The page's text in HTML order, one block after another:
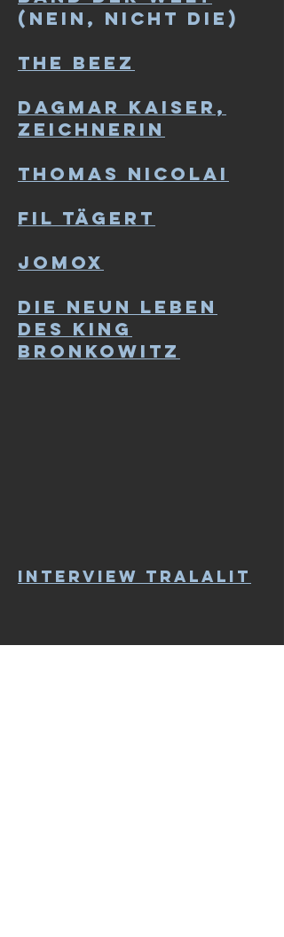
(nein, nicht die)
THE BEEZ
dagmar kaiser,
zeichnerin
THOMAS NICOLAI
FIL TÄGERT
JOMOX
Die neun Leben
des King
BronKowitz
Interview TraLaLit